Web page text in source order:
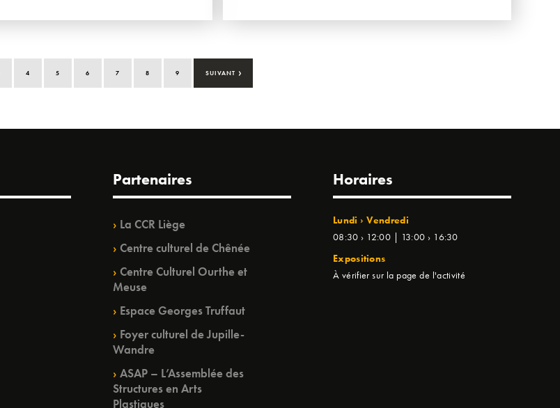
4 5 6 7 8 9 SUIVANT ›
Partenaires
La CCR Liège
Centre culturel de Chênée
Centre Culturel Ourthe et
Meuse
Espace Georges Truffaut
Foyer culturel de Jupille-
Wandre
ASAP – L’Assemblée des
Structures en Arts
Plastiques
Horaires
Lundi › Vendredi
08:30 › 12:00 | 13:00 › 16:30
Expositions
À vérifier sur la page de l'activité